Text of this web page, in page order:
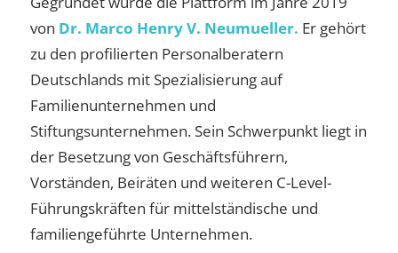
von Dr. Marco Henry V. Neumueller. Er gehört
zu den profilierten Personalberatern
Deutschlands mit Spezialisierung auf
Familienunternehmen und
Stiftungsunternehmen. Sein Schwerpunkt liegt in
der Besetzung von Geschäftsführern,
Vorständen, Beiräten und weiteren C-Level-
Führungskräften für mittelständische und
familiengeführte Unternehmen.